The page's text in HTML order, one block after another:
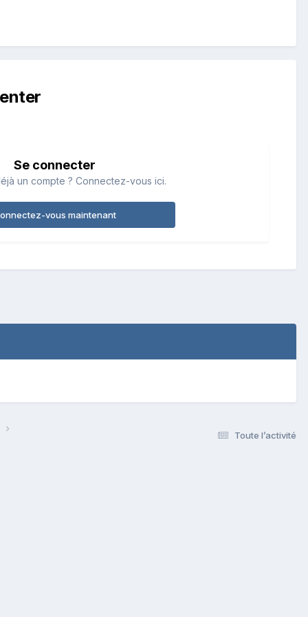
Se connecter
un compte ? Connectez-vous ici.
vous maintenant
Toute l’activité